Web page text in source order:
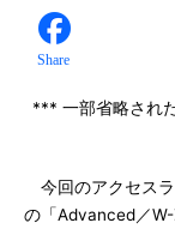
Share
*** 一部省略され
今回のアクセス
の「Advanced／